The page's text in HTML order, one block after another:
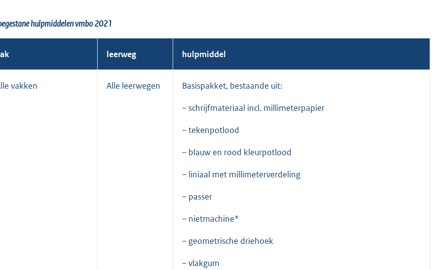
hulpmiddelen vmbo 2021
leerweg hulpmiddel
vakken Alle leerwegen Basispakket, bestaande uit:
– schrijfmateriaal incl. millimeterpapier
– tekenpotlood
– blauw en rood kleurpotlood
– liniaal met millimeterverdeling
– passer
– nietmachine*
– geometrische driehoek
– vlakgum